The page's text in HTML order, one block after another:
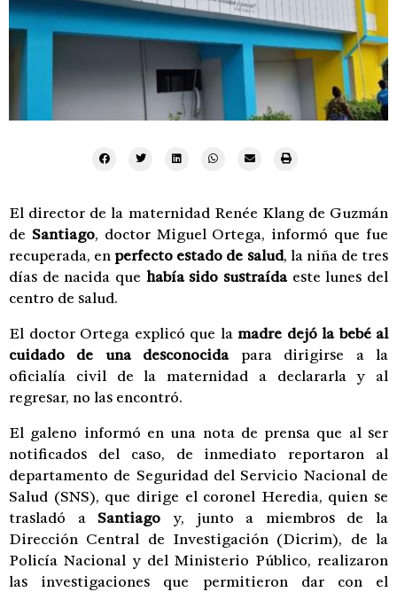
El director de la maternidad Renée Klang de Guzmán
de Santiago, doctor Miguel Ortega, informó que fue
recuperada, enperfecto estado de salud, la niña de tres
días de nacida que había sido sustraídaeste lunes del
centro de salud.
El doctor Ortega explicó que la madre dejó la bebé al
cuidado de una desconocidapara dirigirse a la
oficialía civil de la maternidad a declararla y al
regresar, no las encontró.
El galeno informó en una nota de prensa que al ser
notificados del caso, de inmediato reportaron al
departamento de Seguridad del Servicio Nacional de
Salud (SNS), que dirige el coronel Heredia, quien se
trasladó a Santiago y, junto a miembros de la
Dirección Central de Investigación (Dicrim), de la
Policía Nacional y del Ministerio Público, realizaron
las investigaciones que permitieron dar con el